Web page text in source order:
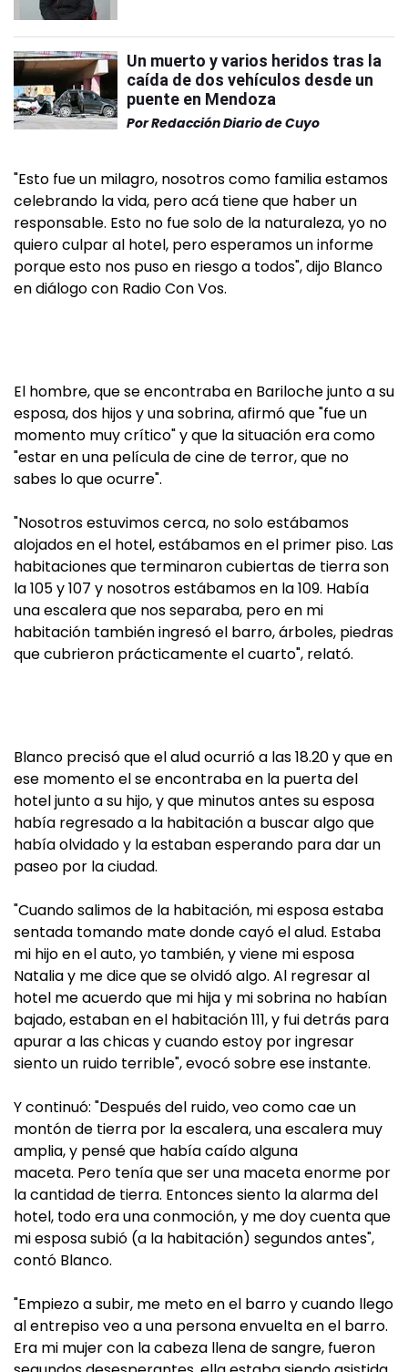
Un muerto y varios heridos tras la
caída de dos vehículos desde un
puente en Mendoza
PorRedacción Diario de Cuyo
"Esto fue un milagro, nosotros como familia estamos
celebrando la vida, pero acá tiene que haber un
responsable. Esto no fue solo de la naturaleza, yo no
quiero culpar al hotel, pero esperamos un informe
porque esto nos puso en riesgo a todos", dijo Blanco
en diálogo con Radio Con Vos.
El hombre, que se encontraba en Bariloche junto a su
esposa, dos hijos y una sobrina, afirmó que "fue un
momento muy crítico" y que la situación era como
"estar en una película de cine de terror, que no
sabes lo que ocurre".
"Nosotros estuvimos cerca, no solo estábamos
alojados en el hotel, estábamos en el primer piso. Las
habitaciones que terminaron cubiertas de tierra son
la 105 y 107 y nosotros estábamos en la 109. Había
una escalera que nos separaba, pero en mi
habitación también ingresó el barro, árboles, piedras
que cubrieron prácticamente el cuarto", relató.
Blanco precisó que el alud ocurrió a las 18.20 y que en
ese momento el se encontraba en la puerta del
hotel junto a su hijo, y que minutos antes su esposa
había regresado a la habitación a buscar algo que
había olvidado y la estaban esperando para dar un
paseo por la ciudad.
"Cuando salimos de la habitación, mi esposa estaba
sentada tomando mate donde cayó el alud. Estaba
mi hijo en el auto, yo también, y viene mi esposa
Natalia y me dice que se olvidó algo. Al regresar al
hotel me acuerdo que mi hija y mi sobrina no habían
bajado, estaban en el habitación 111, y fui detrás para
apurar a las chicas y cuando estoy por ingresar
siento un ruido terrible", evocó sobre ese instante.
Y continuó: "Después del ruido, veo como cae un
montón de tierra por la escalera, una escalera muy
amplia, y pensé que había caído alguna
maceta. Pero tenía que ser una maceta enorme por
la cantidad de tierra. Entonces siento la alarma del
hotel, todo era una conmoción, y me doy cuenta que
mi esposa subió (a la habitación) segundos antes",
contó Blanco.
"Empiezo a subir, me meto en el barro y cuando llego
al entrepiso veo a una persona envuelta en el barro.
Era mi mujer con la cabeza llena de sangre, fueron